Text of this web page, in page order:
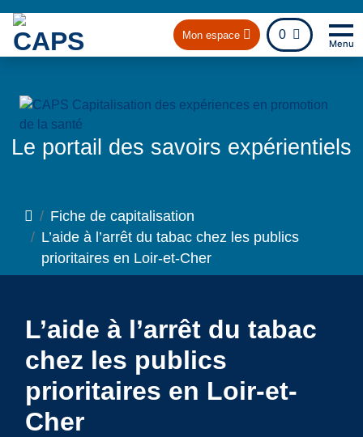
Mon espace 0
fichier
Menu
Le portail des savoirs expérientiels
AccueilFiche de capitalisation
L’aide à l’arrêt du tabac chez les publics
prioritaires en Loir-et-Cher
L’aide à l’arrêt du tabac
chez les publics
prioritaires en Loir-et-
Cher